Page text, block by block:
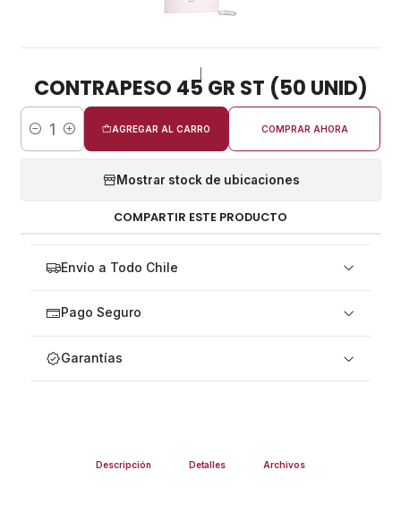
CONTRAPESO 45 GR ST (50 UNID)
Cantidad
AGREGAR AL CARRO COMPRAR AHORA
Mostrar stock de ubicaciones
COMPARTIR ESTE PRODUCTO
Envío a Todo Chile
Pago Seguro
Garantías
Descripción Detalles Archivos